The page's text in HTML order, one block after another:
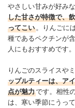
やさしい甘みが好み
した甘さが特徴で、
ってこい 。りんごに
種であるペクチンが
人にもおすすめです。
りんごのスライスや
ップルティーは、ア
点が魅力です。相性
は、寒い季節にうっ